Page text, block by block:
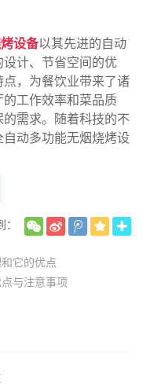
设备以其先进的自动
计、节省空间的优
，为餐饮业带来了诸
工作效率和菜品质
需求。随着科技的不
动多功能无烟烧烤设
：
它的优点
与注意事项